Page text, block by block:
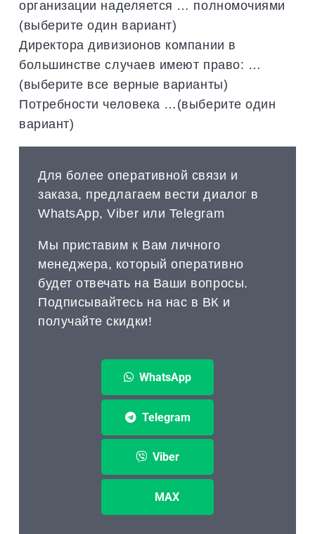
организации наделяется … полномочиями
(выберите один вариант)
Директора дивизионов компании в
большинстве случаев имеют право: …
(выберите все верные варианты)
Потребности человека …(выберите один
вариант)
Для более оперативной связи и
заказа, предлагаем вести диалог в
WhatsApp, Viber или Telegram
Мы приставим к Вам личного
менеджера, который оперативно
будет отвечать на Ваши вопросы.
Подписывайтесь на нас в ВК и
получайте скидки!
WhatsApp
Telegram
Viber
MAX